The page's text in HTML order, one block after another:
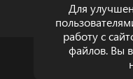
Для
работу с
файлов. Вы